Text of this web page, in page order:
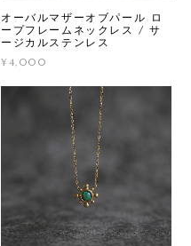
オーバルマザーオブパール ロ
ープフレームネックレス / サ
ージカルステンレス
¥4,000